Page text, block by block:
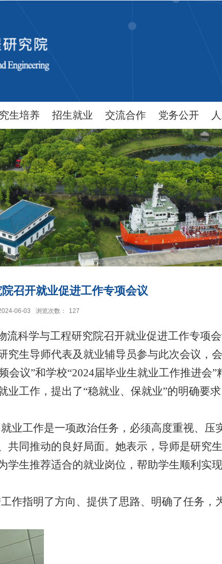
生培养 招生就业 交流合作 党务公开
召开就业促进工作专项会议
06-03 浏览次数： 127
科学与工程研究院召开就业促进工作专项
生导师代表及就业辅导员参与此次会议，
会议”和学校“2024届毕业生就业工作推进会
工作，提出了“稳就业、保就业”的明确要
业工作是一项政治任务，必须高度重视、压
同推动的良好局面。她表示，导师是研究
生推荐适合的就业岗位，帮助学生顺利实
作指明了方向、提供了思路、明确了任务，